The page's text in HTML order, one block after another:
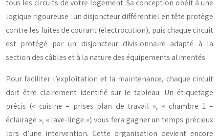
tous les circuits de votre logement. Sa conception obéit à une
logique rigoureuse : un disjoncteur différentiel en tête protège
contre les fuites de courant (électrocution), puis chaque circuit
est protégé par un disjoncteur divisionnaire adapté à la
section des câbles et à la nature des équipements alimentés.
Pour faciliter l’exploitation et la maintenance, chaque circuit
doit être clairement identifié sur le tableau. Un étiquetage
précis (« cuisine – prises plan de travail », « chambre 1 –
éclairage », « lave-linge ») vous fera gagner un temps précieux
lors d’une intervention. Cette organisation devient encore